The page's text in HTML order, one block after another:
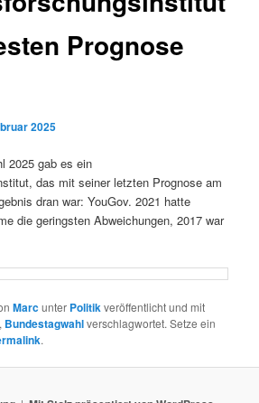
Prognose
2025
2025 gab es ein
das mit seiner letzten Prognose am
dran war: YouGov. 2021 hatte
die geringsten Abweichungen, 2017 war
Marcunter Politikveröffentlicht und mit
, Bundestagwahlverschlagwortet. Setze ein
.